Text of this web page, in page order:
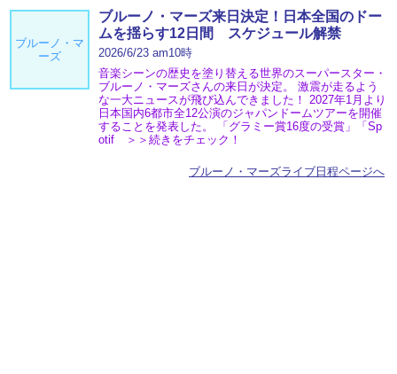
ブルーノ・マ
ーズ
ブルーノ・マーズ来日決定！日本全国のドー
ムを揺らす12日間 スケジュール解禁
2026/6/23 am10時
音楽シーンの歴史を塗り替える世界のスーパースター・
ブルーノ・マーズさんの来日が決定。 激震が走るよう
な一大ニュースが飛び込んできました！ 2027年1月より
日本国内6都市全12公演のジャパンドームツアーを開催
することを発表した。 「グラミー賞16度の受賞」「Sp
otif ＞＞続きをチェック！
ブルーノ・マーズライブ日程ページへ